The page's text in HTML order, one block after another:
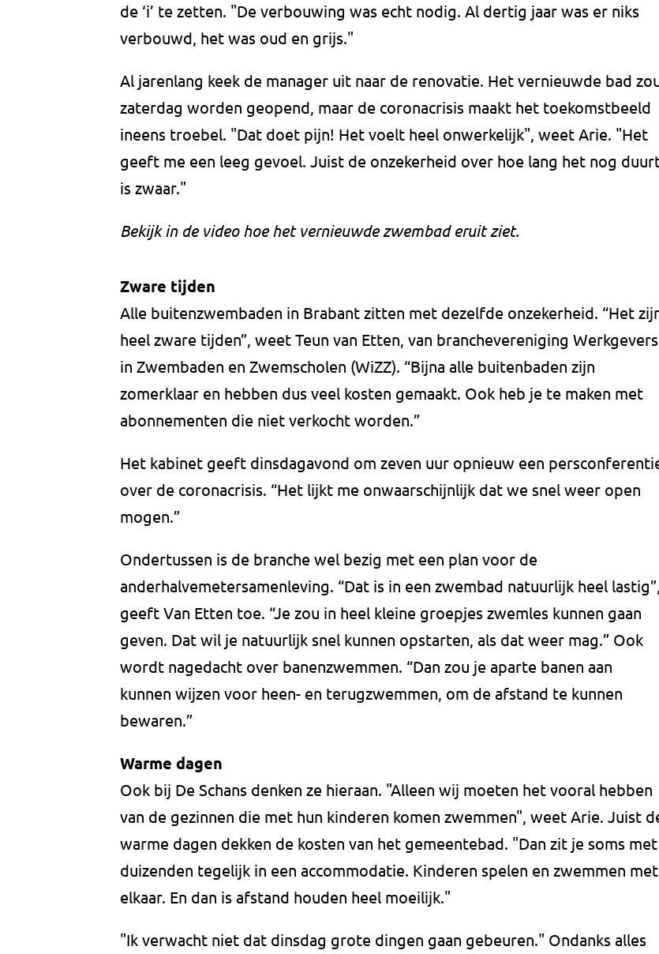
de ‘i’ te zetten. "De verbouwing was echt nodig. Al dertig jaar was er niks
verbouwd, het was oud en grijs."
Al jarenlang keek de manager uit naar de renovatie. Het vernieuwde bad
zaterdag worden geopend, maar de coronacrisis maakt het toekomstbeeld
ineens troebel. "Dat doet pijn! Het voelt heel onwerkelijk", weet Arie. "Het
geeft me een leeg gevoel. Juist de onzekerheid over hoe lang het nog
is zwaar."
Bekijk in de video hoe het vernieuwde zwembad eruit ziet.
Zware tijden
Alle buitenzwembaden in Brabant zitten met dezelfde onzekerheid. “Het
heel zware tijden”, weet Teun van Etten, van branchevereniging Werkgevers
in Zwembaden en Zwemscholen (WiZZ). “Bijna alle buitenbaden zijn
zomerklaar en hebben dus veel kosten gemaakt. Ook heb je te maken met
abonnementen die niet verkocht worden.”
Het kabinet geeft dinsdagavond om zeven uur opnieuw een
over de coronacrisis. “Het lijkt me onwaarschijnlijk dat we snel weer open
mogen.”
Ondertussen is de branche wel bezig met een plan voor de
anderhalvemetersamenleving. “Dat is in een zwembad natuurlijk heel lastig”,
geeft Van Etten toe. “Je zou in heel kleine groepjes zwemles kunnen gaan
geven. Dat wil je natuurlijk snel kunnen opstarten, als dat weer mag.” Ook
wordt nagedacht over banenzwemmen. “Dan zou je aparte banen aan
kunnen wijzen voor heen- en terugzwemmen, om de afstand te kunnen
bewaren.”
Warme dagen
Ook bij De Schans denken ze hieraan. "Alleen wij moeten het vooral hebben
van de gezinnen die met hun kinderen komen zwemmen", weet Arie. Juist
warme dagen dekken de kosten van het gemeentebad. "Dan zit je soms met
duizenden tegelijk in een accommodatie. Kinderen spelen en zwemmen met
elkaar. En dan is afstand houden heel moeilijk."
"Ik verwacht niet dat dinsdag grote dingen gaan gebeuren." Ondanks alles